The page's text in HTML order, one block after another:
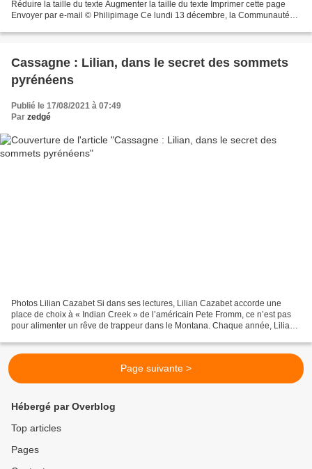
Réduire la taille du texte Augmenter la taille du texte Imprimer cette page
Envoyer par e-mail © Philipimage Ce lundi 13 décembre, la Communauté
Cassagne : Lilian, dans le secret des sommets
pyrénéens
Publié le 17/08/2021 à 07:49
Par zedgé
Photos Lilian Cazabet Si dans ses lectures, Lilian Cazabet accorde une
place de choix à « Indian Creek » de l’américain Pete Fromm, ce n’est pas
pour alimenter un rêve de trappeur dans le Montana. Chaque année, Lilian
Page suivante >
Hébergé par Overblog
Top articles
Pages